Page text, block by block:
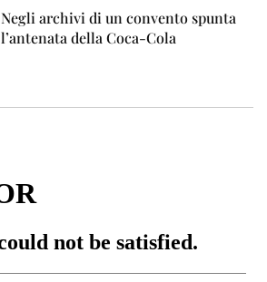
Negli archivi di un convento spunta
l’antenata della Coca-Cola